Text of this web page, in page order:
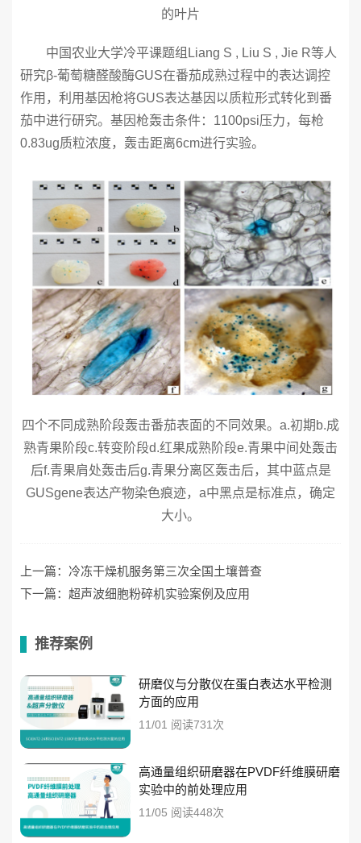
的叶片
中国农业大学冷平课题组Liang S , Liu S , Jie R等人
研究β-葡萄糖醛酸酶GUS在番茄成熟过程中的表达调控
作用，利用基因枪将GUS表达基因以质粒形式转化到番
茄中进行研究。基因枪轰击条件：1100psi压力，每枪
0.83ug质粒浓度，轰击距离6cm进行实验。
四个不同成熟阶段轰击番茄表面的不同效果。a.初期b.成
熟青果阶段c.转变阶段d.红果成熟阶段e.青果中间处轰击
后f.青果肩处轰击后g.青果分离区轰击后，其中蓝点是
GUSgene表达产物染色痕迹，a中黑点是标准点，确定
大小。
上一篇： 冷冻干燥机服务第三次全国土壤普查
下一篇： 超声波细胞粉碎机实验案例及应用
推荐案例
研磨仪与分散仪在蛋白表达水平检测
方面的应用
11/01 阅读731次
高通量组织研磨器在PVDF纤维膜研磨
实验中的前处理应用
11/05 阅读448次